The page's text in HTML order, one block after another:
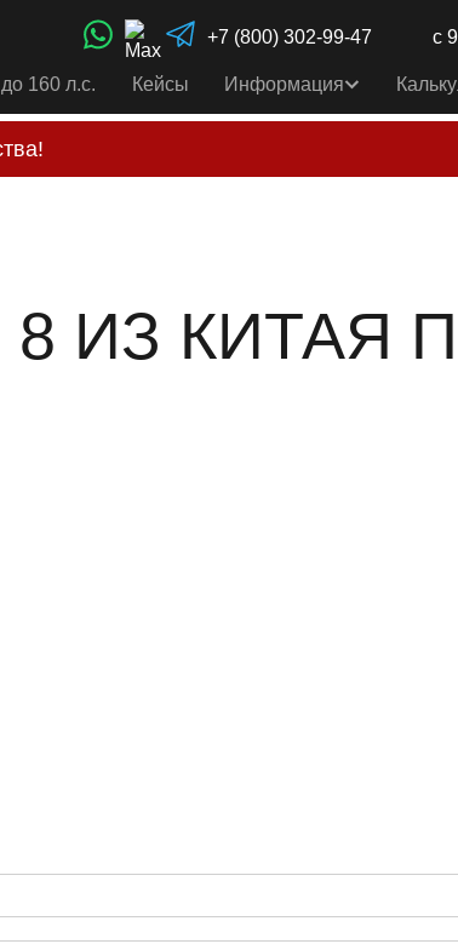
+7 (800) 302-99-47 с
160 л.с. Кейсы Информация
8 ИЗ КИТАЯ